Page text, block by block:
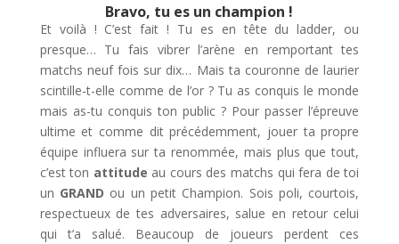
Bravo, tu es un champion !
Et voilà ! C’est fait ! Tu es en tête du ladder, ou
presque… Tu fais vibrer l’arène en remportant tes
matchs neuf fois sur dix… Mais ta couronne de laurier
scintille-t-elle comme de l’or ? Tu as conquis le monde
mais as-tu conquis ton public ? Pour passer l’épreuve
ultime et comme dit précédemment, jouer ta propre
équipe influera sur ta renommée, mais plus que tout,
c’est ton attitude au cours des matchs qui fera de toi
un GRAND ou un petit Champion. Sois poli, courtois,
respectueux de tes adversaires, salue en retour celui
qui t’a salué. Beaucoup de joueurs perdent ces